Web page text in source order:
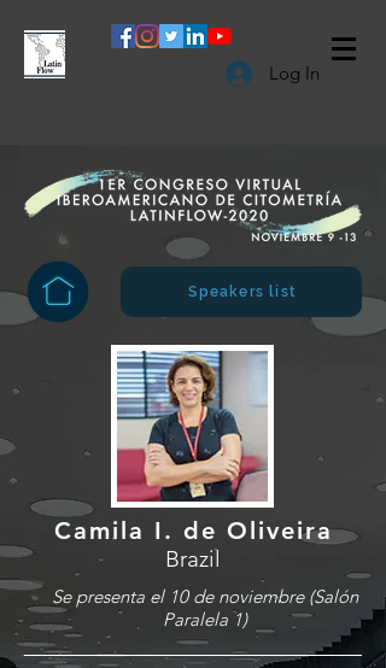
Log In
Speakers list
Camila I. de Oliveira
Brazil
Se presenta el 10 de noviembre (Salón
Paralela 1)